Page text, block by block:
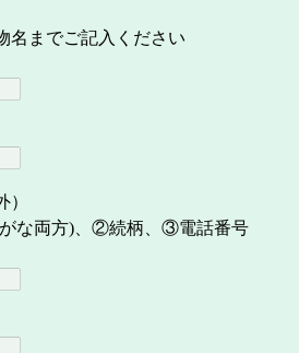
名までご記入ください
な両方)、②続柄、③電話番号